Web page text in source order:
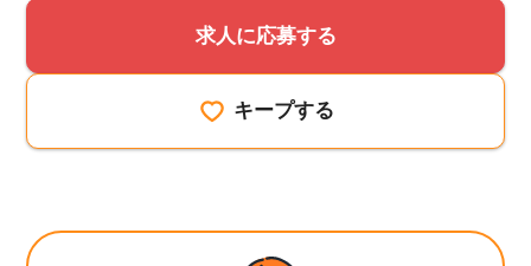
求人に応募する
キープする